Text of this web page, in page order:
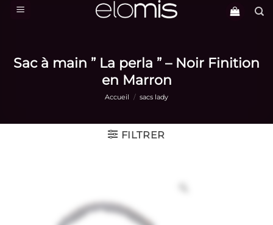
Passer
Sac à main ” La perla ” – Noir Finition
en Marron
Accueil / sacs lady
FILTRER